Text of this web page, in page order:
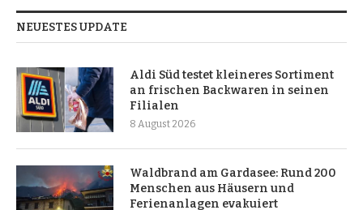
NEUESTES UPDATE
Aldi Süd testet kleineres Sortiment
an frischen Backwaren in seinen
Filialen
8 August 2026
Waldbrand am Gardasee: Rund 200
Menschen aus Häusern und
Ferienanlagen evakuiert